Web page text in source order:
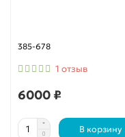
385-678
1 отзыв
6000 ₽
В корзину